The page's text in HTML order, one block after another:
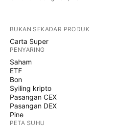
BUKAN SEKADAR PRODUK
Carta Super
PENYARING
Saham
ETF
Bon
Syiling kripto
Pasangan CEX
Pasangan DEX
Pine
PETA SUHU